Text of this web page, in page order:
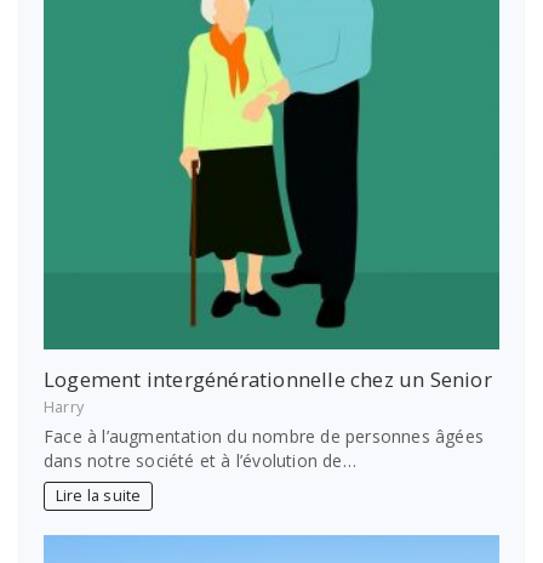
Logement intergénérationnelle chez un Senior
Harry
Face à l’augmentation du nombre de personnes âgées
dans notre société et à l’évolution de…
Lire la suite